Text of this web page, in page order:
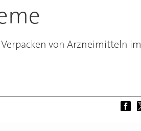
von Arzneimitteln im